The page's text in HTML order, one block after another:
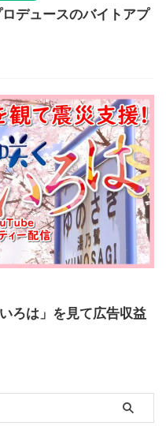
ロデュースのバイトアプ
ろは」を見て広告収益